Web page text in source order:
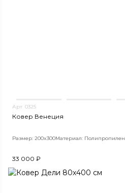
Арт. 0325
Ковер Венеция
Размер: 200x300Материал: Полипропилен
33 000 ₽